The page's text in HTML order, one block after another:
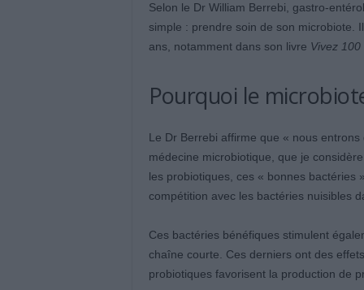
Selon le Dr William Berrebi, gastro-
simple : prendre soin de son microbiote.
ans, notamment dans son livre Vivez
Pourquoi le
Le Dr Berrebi affirme que « nous
médecine microbiotique, que je
les probiotiques, ces « bonnes bactéries
compétition avec les bactéries nuisibles
Ces bactéries bénéfiques stimulent
chaîne courte. Ces derniers ont des
probiotiques favorisent la production de